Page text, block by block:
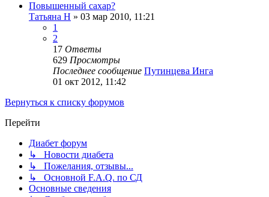
Повышенный сахар?
Татьяна Н » 03 мар 2010, 11:21
1
2
17 Ответы
629 Просмотры
Последнее сообщение Путинцева Инга
01 окт 2012, 11:42
Вернуться к списку форумов
Перейти
Диабет форум
↳ Новости диабета
↳ Пожелания, отзывы...
↳ Основной F.A.Q. по СД
Основные сведения